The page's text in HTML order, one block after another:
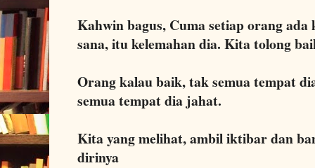
Kahwin bagus, Cuma setiap orang
sana, itu kelemahan dia. Kita tolong
Orang kalau baik, tak semua tempat
semua tempat dia jahat.
Kita yang melihat, ambil iktibar dan
dirinya